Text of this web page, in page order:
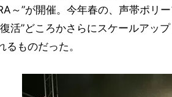
～”が開催。今年春の、声帯ポリ
活”どころかさらにスケールアッ
るものだった。